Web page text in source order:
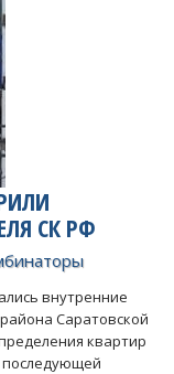
СК РФ
внутренние
Саратовской
квартир
последующей